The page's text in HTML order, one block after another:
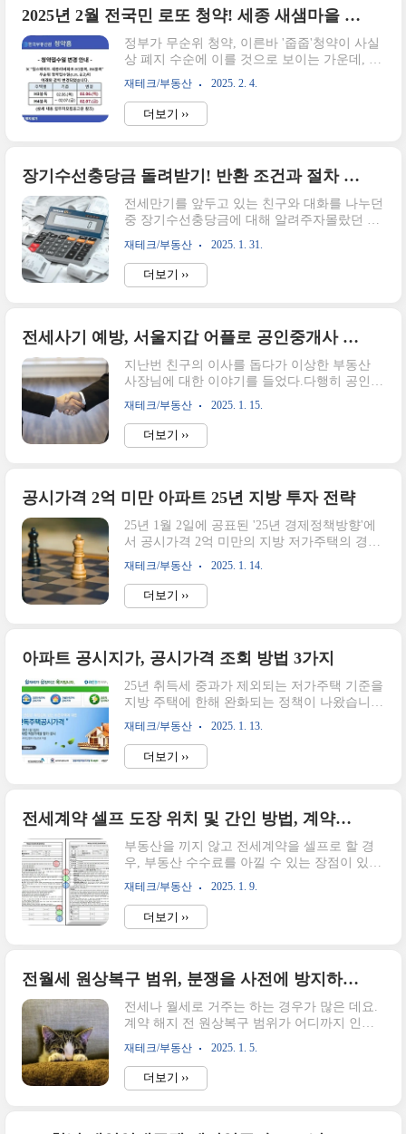
비를 교체하거나 인테리어 공사를 위해 필요한
위를 하게 되는 경우 시장, 군수, 구청장의 허가
또는 신고를 요구하지는 않으나 관리주체의 동
의를 받아야 합니다. 여기서 관리주체는 관리
관리주체의 동의가 필요한 경우와 신고를 해야
하는 경우를 알아보도록 하겠습니다. 신..
2025년 2월 전국민 로또 청약! 세종 새샘마을 힐스테이트 세종리버파크 무순위 신청 정리(2/4일 정정공고 반영)
정부가 무순위 청약, 이른바 '줍줍'청약이 사실
상 폐지 수순에 이를 것으로 보이는 가운데, 세
종에 로또 수준의 무순위 청약이 나와서 살펴
봐야겠습니다. 이번 단지는 행정중심복합도시
3-3생활권 H3, H4 블록에 위치한 힐스테이트
세종 리버파크 7,8단지입니다. 현재 시세는 34
샘마을에 위치한 주상복합 단지로 글벗초와 글
보이네요. 관심있으신 분은 아래의 공고 단지
정보 확인해보세요. 새샘7단지 네이버 부동산
바로가기새샘8단지 네이버 부동산 바로가
서류접수계약체결힐스테이트 세종 리버파크
H3블록(새샘8단지)2025.02.06(목)PC, 모..
재테크/부동산 2025. 2. 4.
더보기 ››
장기수선충당금 돌려받기! 반환 조건과 절차 한눈에 정리
전세만기를 앞두고 있는 친구와 대화를 나누던
중 장기수선충당금에 대해 알려주자몰랐던 내
은 '장기수선충당금(이하 장충금)'에 대한 정리
를 해보려고 한다.장기수선충당금이란?장기수
선충당금이란 공동주택관리법 제30조에 의거
복리시설 등 주요 시설을 교체 및 보수하는 데
수하는 특별관리비이다. 즉, 관리비 중 한 항목
으로 부과가 된다.장기수선충당금의 징수 대상
과 징수 요율은?아래에 해당하는 공동주택의
대 이상의 공동주택승강기가 설치된 공동주택
중앙집중식 난방방식 또는 지역난방 방식의 공
재테크/부동산 2025. 1. 31.
더보기 ››
전세사기 예방, 서울지갑 어플로 공인중개사 자격증명 확인하기
지난번 친구의 이사를 돕다가 이상한 부동산
사장님에 대한 이야기를 들었다.다행히 공인중
서 발생한 해프닝으로 끝났는데그 이유를 알기
까지 개업공인중개사 검색을 통해 검증을 해야
했다.개업공인중개사 검색 사이트 내가 거래하
는 것을 알게 되었다.오늘은 서울지갑 어플을
법에 대해 알아보려고 한다. 모바일 공인중개
사 자격증명 서비스란?이름이 좀 길다. 좀 더
간단하게 줄인 이름은 없었을까? 하는 생각도
로 시행된 지 일 년도 되지 않아서사용해보지
않은 부동산 사장님도 있으실 것 같다는 생각
재테크/부동산 2025. 1. 15.
더보기 ››
공시가격 2억 미만 아파트 25년 지방 투자 전략
25년 1월 2일에 공표된 '25년 경제정책방향'에
서 공시가격 2억 미만의 지방 저가주택의 경우
득세 중과배제 기준인 공시가격 1억 이하에
서 2억 이하로 기준을 완화하겠다는 것이 주효
골자입니다.서울, 수도권을 보고 계시는 분들
경우에취득세 12%를 감수하면서 수익률을 나
이번 정책이 시행되면 취할 전략을 미리알아보
는 일환으로오늘은 공시가격 2억 이하 지방 저
가 주택에 대한 투자 전략을 생각해 보겠습니
주택 기준 완화 발표지방 경기에 활기를 불어
주기 위한 정책으로 이 정책의 전제는 '지방..
재테크/부동산 2025. 1. 14.
더보기 ››
아파트 공시지가, 공시가격 조회 방법 3가지
25년 취득세 중과가 제외되는 저가주택 기준을
지방 주택에 한해 완화되는 정책이 나왔습니
대해 관심이 있으시다면 미리 생각해봐야 하는
시기입니다.오늘은 아파트 공시가격을 조회하
는 방법 3가지에 대해 알아보겠습니다. 공동주
공시가격은 국토교통부 장관이 산정, 공시한
으로 정하는 바에 따라 국세청장이 국토교통부
장관과 협의하여공동주택가격을 별도로 결정
합니다. 공시가격 조사, 산정은 한국감정원이
및 산정을 하려고 할 때는 한국 감정원에 의뢰
합니다.이 가격은 중앙부동산 가격 공시위원회
재테크/부동산 2025. 1. 13.
더보기 ››
전세계약 셀프 도장 위치 및 간인 방법, 계약서 양식 첨부
부동산을 끼지 않고 전세계약을 셀프로 할 경
우, 부동산 수수료를 아낄 수 있는 장점이 있
다. 만약 전세금이 3억이라고 한다면 수수료가
부가세 포함해서 99만 원으로 거의 백만 원이
다.셀프계약을 하면 치킨 30번을 먹을 수 있다.
우체국 등기야 1통당 2,100원 정도이니 해볼만
길 것이다.중개수수료 계산해보기 오늘은 셀프
을 알려드리려고 한다. 계약서 준비하기셀프로
재계약을 진행하는 방법과 서류 작성은 아래의
칼럼을 참고해 주시면 되겠다. 부동산 끼지 않
자로부터 전세계약을 연장하고 싶다는 메시지
를 받았다. 일반적으로 3개월 정도에 ..
재테크/부동산 2025. 1. 9.
더보기 ››
전월세 원상복구 범위, 분쟁을 사전에 방지하는 방법
전세나 월세로 거주는 하는 경우가 많은 데요.
계약 해지 전 원상복구 범위가 어디까지 인지
에 대해 알아보겠습니다. 민법에 제시된 원상
회복의무임대차계약이 종료되면 임차인은 선
량한 관리자의 주의를 다하여 임대차 목적물을
재테크/부동산 2025. 1. 5.
더보기 ››